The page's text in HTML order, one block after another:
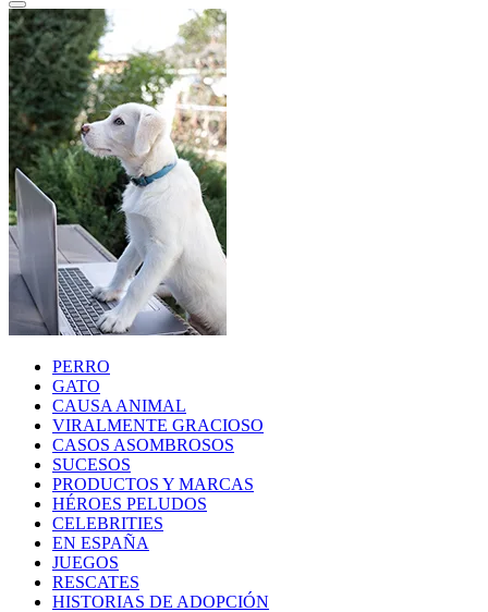
PERRO
GATO
CAUSA ANIMAL
VIRALMENTE GRACIOSO
CASOS ASOMBROSOS
SUCESOS
PRODUCTOS Y MARCAS
HÉROES PELUDOS
CELEBRITIES
EN ESPAÑA
JUEGOS
RESCATES
HISTORIAS DE ADOPCIÓN